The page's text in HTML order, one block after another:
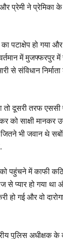
प्रेमी ने प्रेमिका
पटाक्षेप हो गया
में मुजफ्फरपुर
से संविधान
दूसरी तरफ
को साक्षी मानकर
भी जवान थे सबों
पहुंचने में काफी
से प्यार हो गया था
हो गई और वो
पुलिस अधीक्षक